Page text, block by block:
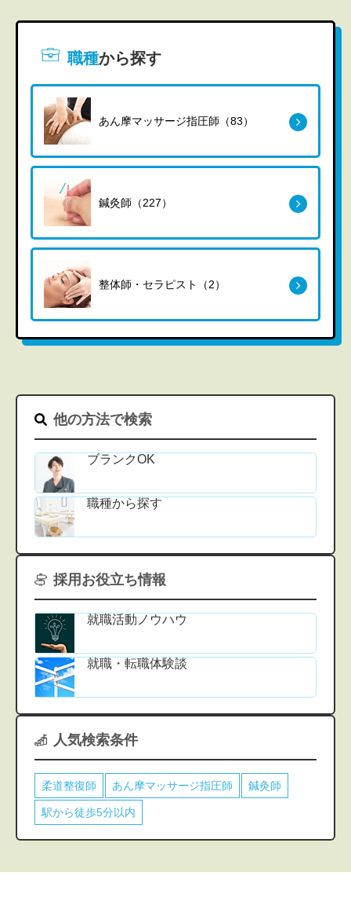
職種から探す
あん摩マッサージ指圧師（83）
鍼灸師（227）
整体師・セラピスト（2）
他の方法で検索
ブランクOK
職種から探す
採用お役立ち情報
就職活動ノウハウ
就職・転職体験談
人気検索条件
柔道整復師 あん摩マッサージ指圧師 鍼灸師
駅から徒歩5分以内